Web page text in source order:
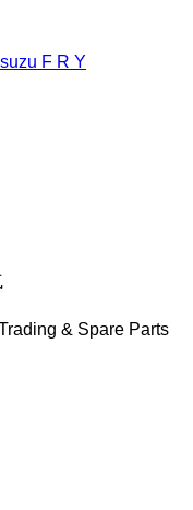
F R Y
& Spare Parts